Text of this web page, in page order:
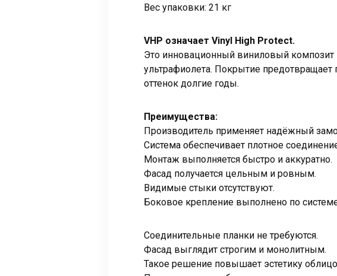
Вес упаковки: 21 кг
VHP означает Vinyl High Protect.
Это инновационный виниловый композит
ультрафиолета. Покрытие
оттенок долгие годы.
Преимущества:
Производитель применяет надёжный
Система обеспечивает плотное
Монтаж выполняется быстро и аккуратно.
Фасад получается цельным и ровным.
Видимые стыки отсутствуют.
Боковое крепление выполнено по
Соединительные планки не требуются.
Фасад выглядит строгим и монолитным.
Такое решение повышает эстетику